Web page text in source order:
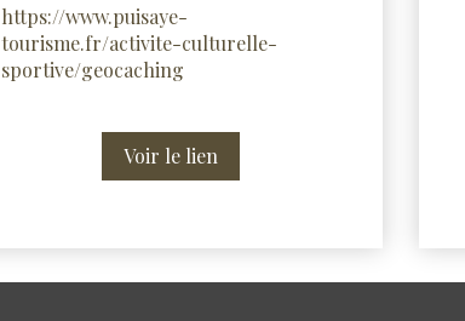
https://www.puisaye-
tourisme.fr/activite-culturelle-
sportive/geocaching
Voir le lien